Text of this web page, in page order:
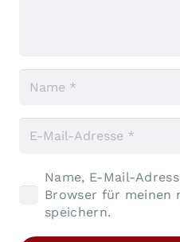
Name, E-Mail-
Browser für meinen
speichern.